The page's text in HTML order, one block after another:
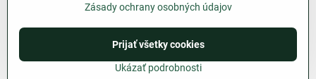
©2026Copyright
Predvoľby súkromiaZásady ochrany osobných údajov
Vytvorené pomocou:BiznisWeb.sk
Zásady ochrany osobných údajov
Ukázať podrobnosti
Prijať všetky cookies